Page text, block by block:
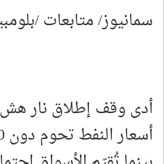
سمانيوز/ متابعات /
أدى وقف إطلاق نار هش